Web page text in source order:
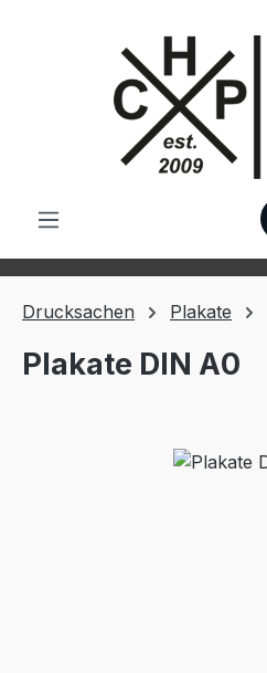
Drucksachen Plakate
Plakate DIN A0
Bildergalerie überspringen